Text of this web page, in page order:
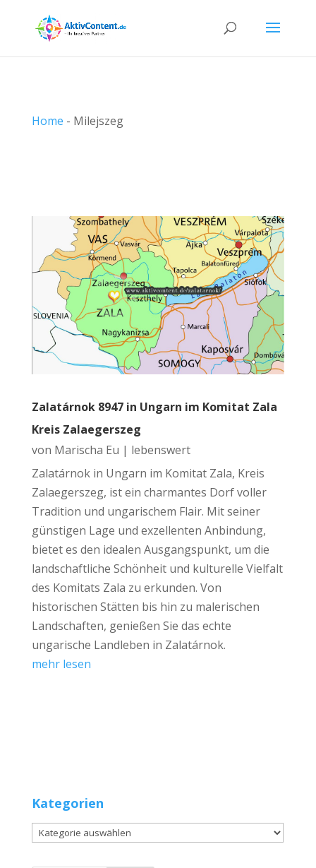
Home - Milejszeg
Zalatárnok 8947 in Ungarn im Komitat Zala
Kreis Zalaegerszeg
von Marischa Eu | lebenswert
Zalatárnok in Ungarn im Komitat Zala, Kreis
Zalaegerszeg, ist ein charmantes Dorf voller
Tradition und ungarischem Flair. Mit seiner
günstigen Lage und exzellenten Anbindung,
bietet es den idealen Ausgangspunkt, um die
landschaftliche Schönheit und kulturelle Vielfalt
des Komitats Zala zu erkunden. Von
historischen Stätten bis hin zu malerischen
Landschaften, genießen Sie das echte
ungarische Landleben in Zalatárnok.
mehr lesen
Kategorien
Kategorien